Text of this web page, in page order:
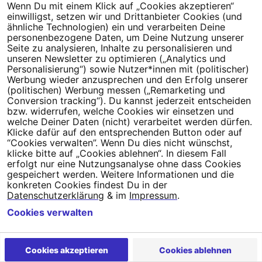
Dein Engagement macht den Unterschied. Schließe Dich 4,5
Millionen Menschen an.
Newsletter bestellen
Campact e.V.
IBAN DE95 2‍5‍1‍2 0‍5‍1‍0 6‍9‍8‍0 0‍0‍0‍0 0‍0
Direkt online spenden
Wenn Du mit einem Klick auf „Cookies akzeptieren“
einwilligst, setzen wir und Drittanbieter Cookies (und
ähnliche Technologien) ein und verarbeiten Deine
personenbezogene Daten, um Deine Nutzung unserer
Seite zu analysieren, Inhalte zu personalisieren und
unseren Newsletter zu optimieren („Analytics und
Personalisierung“) sowie Nutzer*innen mit (politischer)
Werbung wieder anzusprechen und den Erfolg unserer
(politischen) Werbung messen („Remarketing und
Conversion tracking“). Du kannst jederzeit entscheiden
bzw. widerrufen, welche Cookies wir einsetzen und
welche Deiner Daten (nicht) verarbeitet werden dürfen.
Klicke dafür auf den entsprechenden Button oder auf
“Cookies verwalten”. Wenn Du dies nicht wünschst,
klicke bitte auf „Cookies ablehnen“. In diesem Fall
erfolgt nur eine Nutzungsanalyse ohne dass Cookies
gespeichert werden. Weitere Informationen und die
konkreten Cookies findest Du in der
Datenschutzerklärung & im Impressum.
Cookies akzeptieren Cookies ablehnen
Cookies verwalten